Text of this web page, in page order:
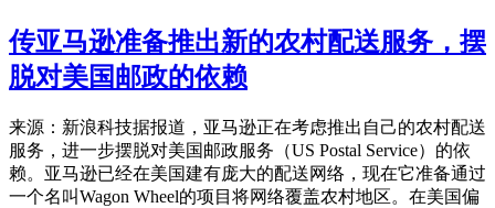
传亚马逊准备推出新的农村配送服务，摆
脱对美国邮政的依赖
来源：新浪科技据报道，亚马逊正在考虑推出自己的农村配送
服务，进一步摆脱对美国邮政服务（US Postal Service）的依
赖。亚马逊已经在美国建有庞大的配送网络，现在它准备通过
一个名叫Wagon Wheel的项目将网络覆盖农村地区。在美国偏